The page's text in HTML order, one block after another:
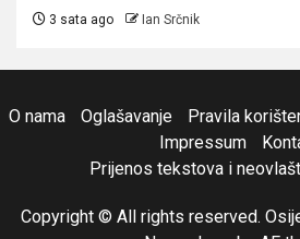
3 sata ago Ian Srčnik
O nama Oglašavanje Pravila
Impressum
Prijenos tekstova i
Copyright © All rights reserved.